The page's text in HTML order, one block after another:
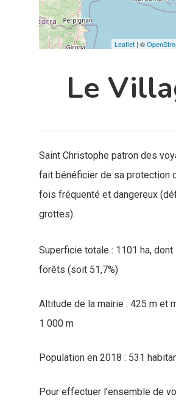
Leaflet| ©
Le
Saint Christophe patron des
fait bénéficier de sa protection
fois fréquenté et dangereux
grottes).
Superficie totale : 1101 ha, dont
forêts (soit 51,7%)
Altitude de la mairie : 425 m et
1 000 m
Population en 2018 : 531
Pour effectuer l’ensemble de